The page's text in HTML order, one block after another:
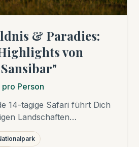
& Paradies:
von
Person
14-tägige Safari führt Dich
Landschaften
üppigen Arusha
das elefantenreiche